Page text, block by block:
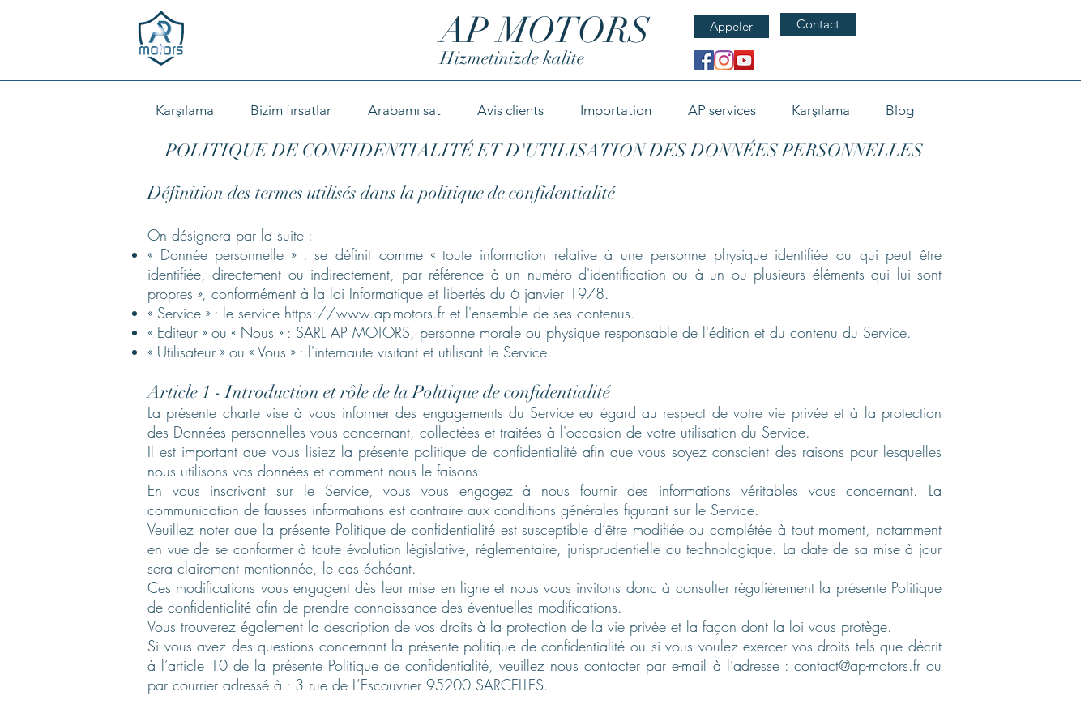
Appeler Contact
AP MOTORS
Hizmetinizde kalite
Karşılama Bizim fırsatlar Arabamı sat Avis clients Importation AP services Karşılama Blog
POLITIQUE DE CONFIDENTIALITÉ ET D'UTILISATION DES DONNÉES PERSONNELLES
Définition des termes utilisés dans la politique de confidentialité
On désignera par la suite :
« Donnée personnelle » : se définit comme « toute information relative à une personne physique identifiée ou qui peut être
identifiée, directement ou indirectement, par référence à un numéro d'identification ou à un ou plusieurs éléments qui lui sont
propres », conformément à la loi Informatique et libertés du 6 janvier 1978.
« Service » : le service https://www.ap-motors.fr et l'ensemble de ses contenus.
« Editeur » ou « Nous » : SARL AP MOTORS, personne morale ou physique responsable de l'édition et du contenu du Service.
« Utilisateur » ou « Vous » : l'internaute visitant et utilisant le Service.
Article 1 - Introduction et rôle de la Politique de confidentialité
La présente charte vise à vous informer des engagements du Service eu égard au respect de votre vie privée et à la protection
des Données personnelles vous concernant, collectées et traitées à l'occasion de votre utilisation du Service.
Il est important que vous lisiez la présente politique de confidentialité afin que vous soyez conscient des raisons pour lesquelles
nous utilisons vos données et comment nous le faisons.
En vous inscrivant sur le Service, vous vous engagez à nous fournir des informations véritables vous concernant. La
communication de fausses informations est contraire aux conditions générales figurant sur le Service.
Veuillez noter que la présente Politique de confidentialité est susceptible d’être modifiée ou complétée à tout moment, notamment
en vue de se conformer à toute évolution législative, réglementaire, jurisprudentielle ou technologique. La date de sa mise à jour
sera clairement mentionnée, le cas échéant.
Ces modifications vous engagent dès leur mise en ligne et nous vous invitons donc à consulter régulièrement la présente Politique
de confidentialité afin de prendre connaissance des éventuelles modifications.
Vous trouverez également la description de vos droits à la protection de la vie privée et la façon dont la loi vous protège.
Si vous avez des questions concernant la présente politique de confidentialité ou si vous voulez exercer vos droits tels que décrit
à l’article 10 de la présente Politique de confidentialité, veuillez nous contacter par e-mail à l’adresse : contact@ap-motors.frou
par courrier adressé à : 3 rue de L’Escouvrier 95200 SARCELLES.